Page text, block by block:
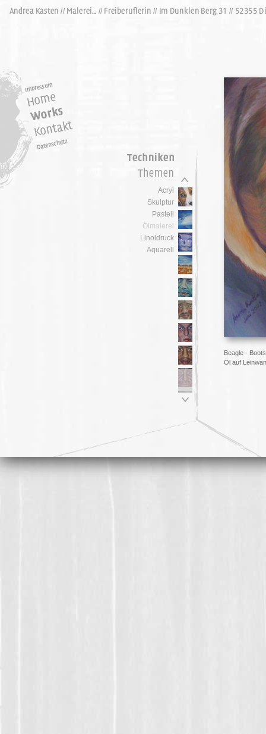
Acryl
Skulptur
Pastell
Ölmalerei
Linoldruck
Aquarell
Beagle -
Öl auf